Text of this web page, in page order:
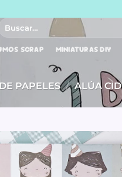
SCRAP MINIATURAS DIY
PAPELES / ALÚA CID